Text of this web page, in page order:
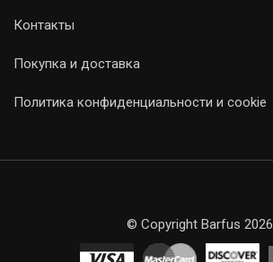
Контакты
Покупка и доставка
Политика конфиденциальности и cookie
© Copyright Barfus 2026.